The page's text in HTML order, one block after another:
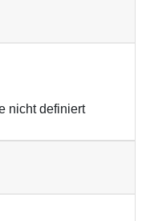
nicht definiert